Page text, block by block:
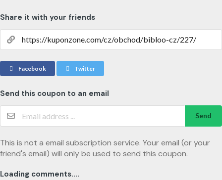
Share it with your friends
Facebook Twitter
Send this coupon to an email
Send
This is not a email subscription service. Your email (or your
friend's email) will only be used to send this coupon.
Loading comments....